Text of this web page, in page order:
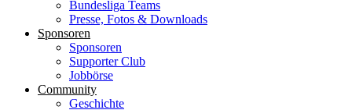
Bundesliga Teams
Presse, Fotos & Downloads
Sponsoren
Sponsoren
Supporter Club
Jobbörse
Community
Geschichte